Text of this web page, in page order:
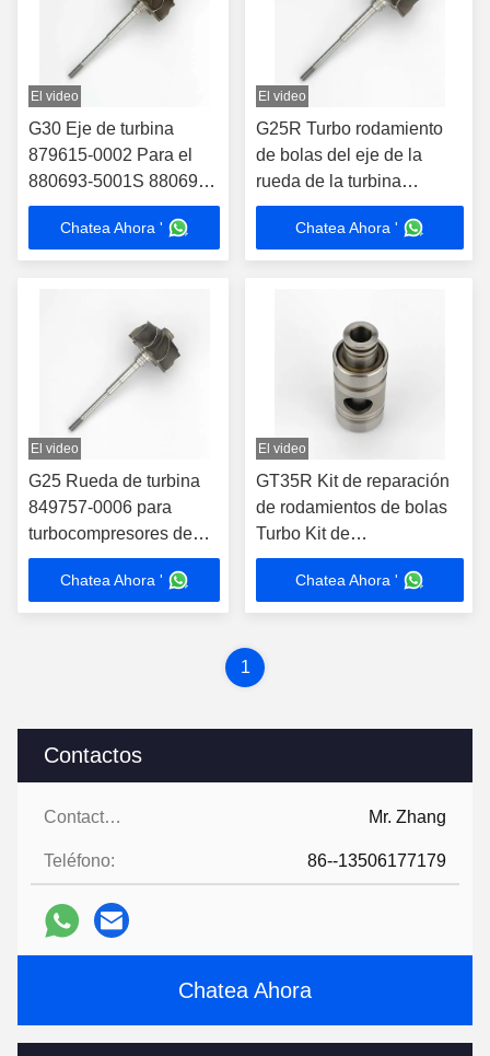
Contactos
Contactos: Mr. Zhang
Teléfono: 86--13506177179
Chatea Ahora
El video
G30 Eje de turbina
879615-0002 Para el
880693-5001S 880693-
5002S 880693-5003S
Chatea Ahora '
El video
G25R Turbo rodamiento
de bolas del eje de la
rueda de la turbina
860761-0002 Para
877895 877895-0007
Chatea Ahora '
El video
G25 Rueda de turbina
849757-0006 para
turbocompresores de
rodamientos de bolas
858161-5002S
Chatea Ahora '
El video
GT35R Kit de reparación
de rodamientos de bolas
Turbo Kit de
reconstrucción Turbo Kit
TurboChatea Ahora '
1